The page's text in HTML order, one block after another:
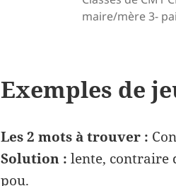
maire/mère 3-
Exemples de
Les 2 mots à trouver :
Solution : lente, contraire
pou.